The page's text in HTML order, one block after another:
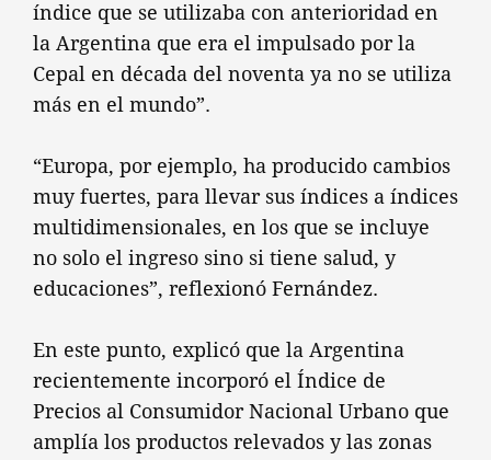
índice que se utilizaba con anterioridad en
la Argentina que era el impulsado por la
Cepal en década del noventa ya no se utiliza
más en el mundo”.
“Europa, por ejemplo, ha producido cambios
muy fuertes, para llevar sus índices a índices
multidimensionales, en los que se incluye
no solo el ingreso sino si tiene salud, y
educaciones”, reflexionó Fernández.
En este punto, explicó que la Argentina
recientemente incorporó el Índice de
Precios al Consumidor Nacional Urbano que
amplía los productos relevados y las zonas